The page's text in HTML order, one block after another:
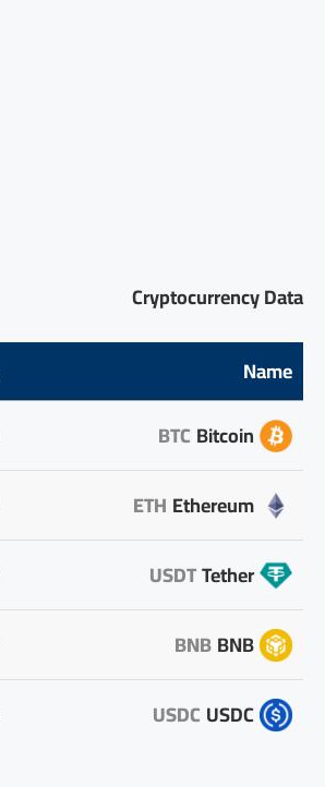
Cryptocurrency Data
Name
Bitcoin
BTC
Ethereum
ETH
Tether
USDT
BNB
BNB
USDC
USDC